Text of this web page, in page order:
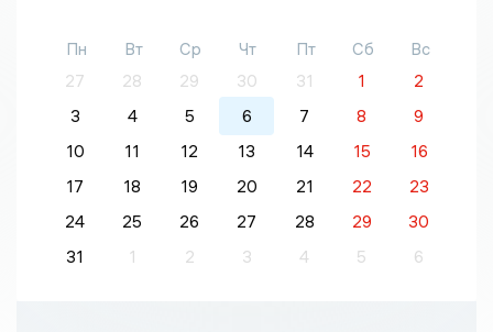
Пн Вт Ср Чт Пт Сб
Вс
27
28 29 30 31 1
2
3
4 5 6 7 8
9
10
11 12 13 14 15
16
17
18 19 20 21 22
23
24
25 26 27 28 29
30
31
1 2 3 4 5 6